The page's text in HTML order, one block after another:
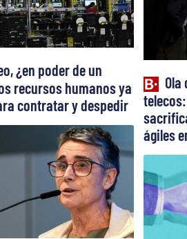
¿en poder de un
recursos humanos ya
contratar y despedir
ágiles